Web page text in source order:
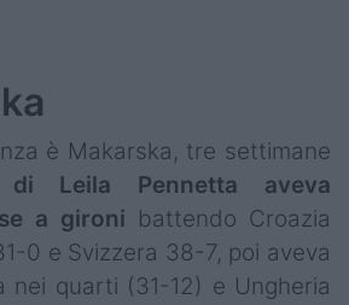
è Makarska, tre settimane
Leila Pennetta aveva
a gironi battendo Croazia
0 e Svizzera 38-7, poi aveva
nei quarti (31-12) e Ungheria